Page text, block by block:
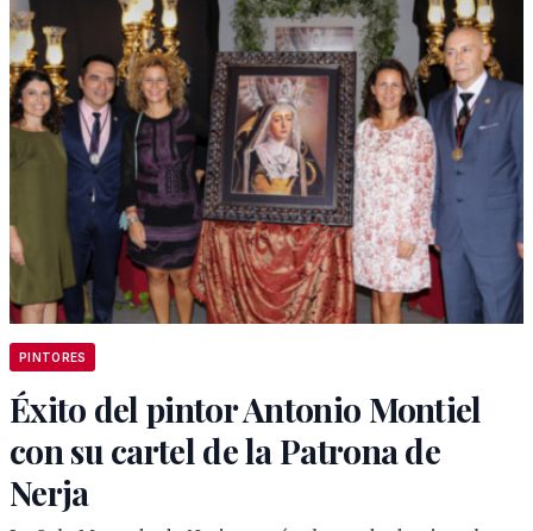
PINTORES
Éxito del pintor Antonio Montiel
con su cartel de la Patrona de
Nerja